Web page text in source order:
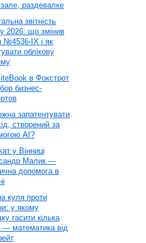
раздевалке
звітність
2026: що змінив
№4536-IX і як
облікову
в Фокстрот
бизнес-
запатентувати
створений за
AI?
у Вінниці
Малик —
допомога в
куля проти
у якому
гасити кілька
— математика від